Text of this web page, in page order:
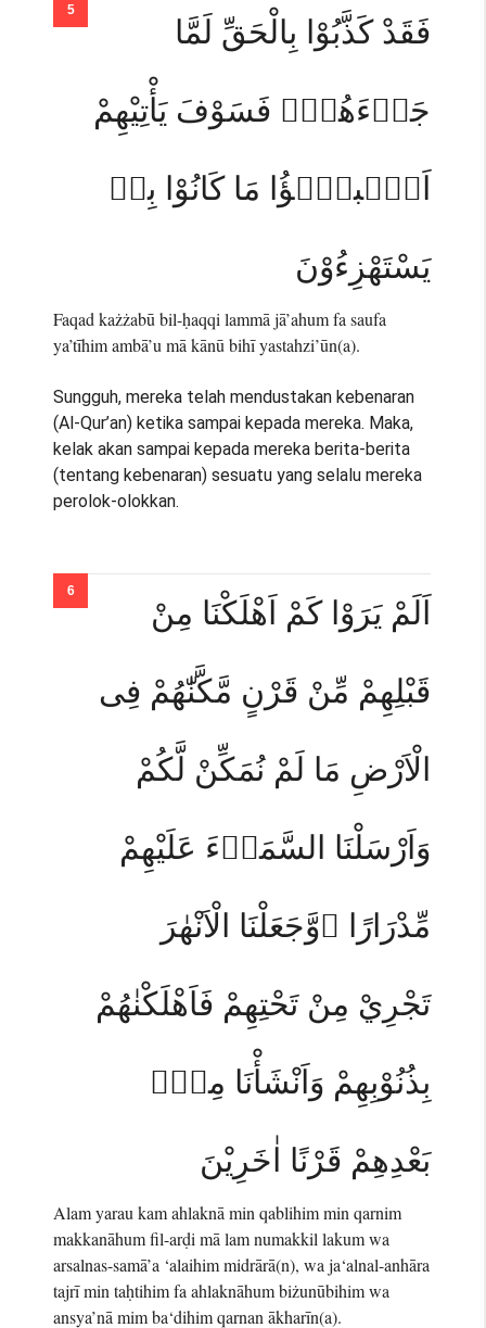
فَقَدْ كَذَّبُوْا بِالْحَقِّ لَمَّا
جَاۤءَهُمْۗ فَسَوْفَ يَأْتِيْهِمْ
اَنْۢبـٰۤؤُا مَا كَانُوْا بِهٖ
يَسْتَهْزِءُوْنَ
Faqad każżabū bil-ḥaqqi lammā jā’ahum fa saufa
ya’tīhim ambā’u mā kānū bihī yastahzi’ūn(a).
Sungguh, mereka telah mendustakan kebenaran
(Al-Qur’an) ketika sampai kepada mereka. Maka,
kelak akan sampai kepada mereka berita-berita
(tentang kebenaran) sesuatu yang selalu mereka
perolok-olokkan.
اَلَمْ يَرَوْا كَمْ اَهْلَكْنَا مِنْ
قَبْلِهِمْ مِّنْ قَرْنٍ مَّكَّنّٰهُمْ فِى
الْاَرْضِ مَا لَمْ نُمَكِّنْ لَّكُمْ
وَاَرْسَلْنَا السَّمَاۤءَ عَلَيْهِمْ
مِّدْرَارًا ۖوَّجَعَلْنَا الْاَنْهٰرَ
تَجْرِيْ مِنْ تَحْتِهِمْ فَاَهْلَكْنٰهُمْ
بِذُنُوْبِهِمْ وَاَنْشَأْنَا مِنْۢ
بَعْدِهِمْ قَرْنًا اٰخَرِيْنَ
Alam yarau kam ahlaknā min qablihim min qarnim
makkanāhum fil-arḍi mā lam numakkil lakum wa
arsalnas-samā’a ‘alaihim midrārā(n), wa ja‘alnal-anhāra
tajrī min taḥtihim fa ahlaknāhum biżunūbihim wa
ansya’nā mim ba‘dihim qarnan ākharīn(a).